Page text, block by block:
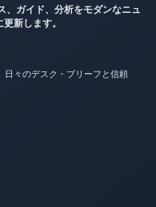
、ガイド、分析をモダンなニュ
新します。
日々のデスク・ブリーフと信頼